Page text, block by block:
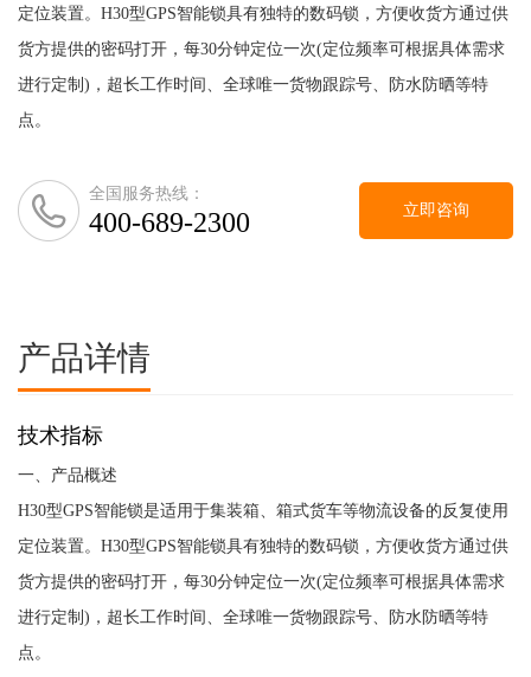
定位装置。H30型GPS智能锁具有独特的数码锁，方便收货方通过供
货方提供的密码打开，每30分钟定位一次(定位频率可根据具体需求
进行定制)，超长工作时间、全球唯一货物跟踪号、防水防晒等特
点。
全国服务热线：
400-689-2300 立即咨询
产品详情
技术指标
一、产品概述
H30型GPS智能锁是适用于集装箱、箱式货车等物流设备的反复使用
定位装置。H30型GPS智能锁具有独特的数码锁，方便收货方通过供
货方提供的密码打开，每30分钟定位一次(定位频率可根据具体需求
进行定制)，超长工作时间、全球唯一货物跟踪号、防水防晒等特
点。